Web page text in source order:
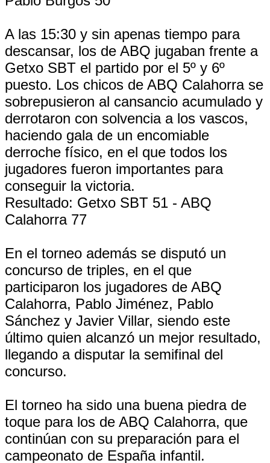
A las 15:30 y sin apenas tiempo para
descansar, los de ABQ jugaban frente a
Getxo SBT el partido por el 5º y 6º
puesto. Los chicos de ABQ Calahorra se
sobrepusieron al cansancio acumulado y
derrotaron con solvencia a los vascos,
haciendo gala de un encomiable
derroche físico, en el que todos los
jugadores fueron importantes para
conseguir la victoria.
Resultado: Getxo SBT 51 - ABQ
Calahorra 77
En el torneo además se disputó un
concurso de triples, en el que
participaron los jugadores de ABQ
Calahorra, Pablo Jiménez, Pablo
Sánchez y Javier Villar, siendo este
último quien alcanzó un mejor resultado,
llegando a disputar la semifinal del
concurso.
El torneo ha sido una buena piedra de
toque para los de ABQ Calahorra, que
continúan con su preparación para el
campeonato de España infantil.